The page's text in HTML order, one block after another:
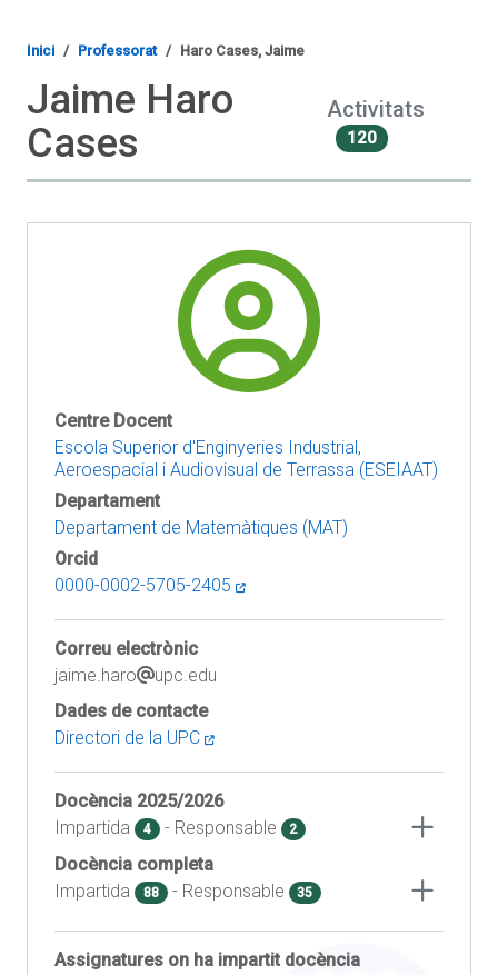
Inici Professorat Haro Cases, Jaime
Jaime Haro
Cases
Activitats
120
Centre Docent
Escola Superior d'Enginyeries Industrial,
Aeroespacial i Audiovisual de Terrassa (ESEIAAT)
Departament
Departament de Matemàtiques (MAT)
Orcid
0000-0002-5705-2405
Correu electrònic
jaime.haro
upc.edu
Dades de contacte
Directori de la UPC
Docència 2025/2026
Impartida
4 - Responsable 2
Docència completa
Impartida
88 - Responsable 35
Assignatures on ha impartit docència